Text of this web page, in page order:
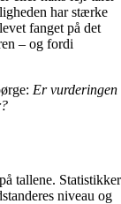
har stærke
fanget på det
– og fordi
Er vurderingen
tallene. Statistikker
niveau og